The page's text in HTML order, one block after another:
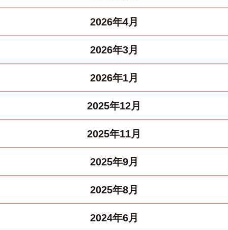
2026年4月
2026年3月
2026年1月
2025年12月
2025年11月
2025年9月
2025年8月
2024年6月